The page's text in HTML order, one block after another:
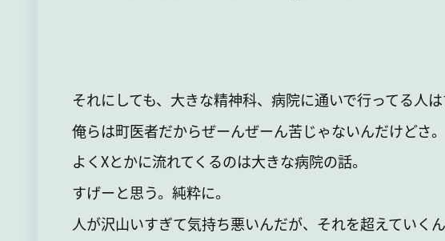
それにしても、大きな精神科、病院に通いで行ってる人は
俺らは町医者だからぜーんぜーん苦じゃないんだけどさ。
よくXとかに流れてくるのは大きな病院の話。
すげーと思う。純粋に。
人が沢山いすぎて気持ち悪いんだが、それを超えていく